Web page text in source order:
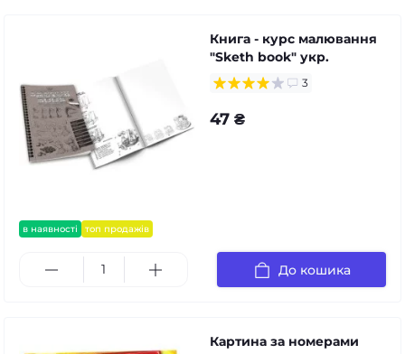
в наявності топ продажів
Книга - курс малювання
"Sketh book" укр.
3
47 ₴
До кошика
Картина за номерами